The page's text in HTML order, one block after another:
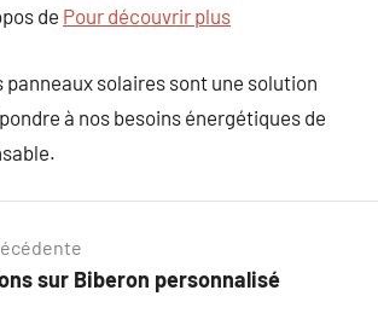
de Pour découvrir plus
solaires sont une solution
à nos besoins énergétiques de
sur Biberon personnalisé